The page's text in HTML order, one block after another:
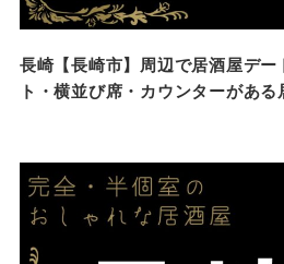
長崎【長崎市】周辺で居酒屋デ
ト・横並び席・カウンターがあ